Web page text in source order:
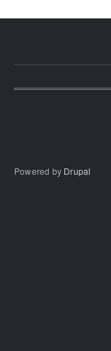
Powered by Drupal